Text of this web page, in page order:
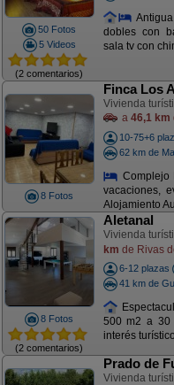
50 Fotos
5 Videos
(2 comentarios)
dobles con
sala tv con
8 Fotos
Finca Los
Vivienda
a 46,1 km
10-75+6
62 km de
Complejo
vacaciones,
Alojamiento
8 Fotos
(2 comentarios)
Aletanal
Vivienda
km de Rivas
6-12 plazas
41 km de
500 m2 a 30
interés
Prado de
Vivienda